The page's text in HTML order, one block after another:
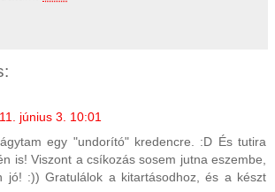
június 3. 10:01
egy "undorító" kredencre. :D És tutira
is! Viszont a csíkozás sosem jutna eszembe,
jó! :)) Gratulálok a kitartásodhoz, és a készt